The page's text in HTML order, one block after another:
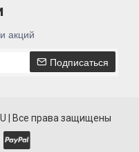
акций
Подписаться
| Все права защищены